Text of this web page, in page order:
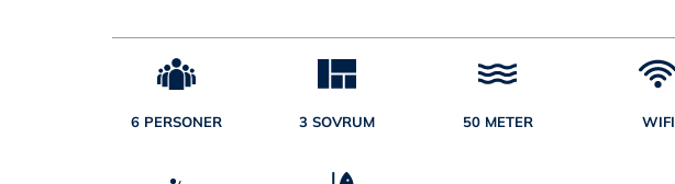
6 PERSONER 3 SOVRUM 50 METER WIFI